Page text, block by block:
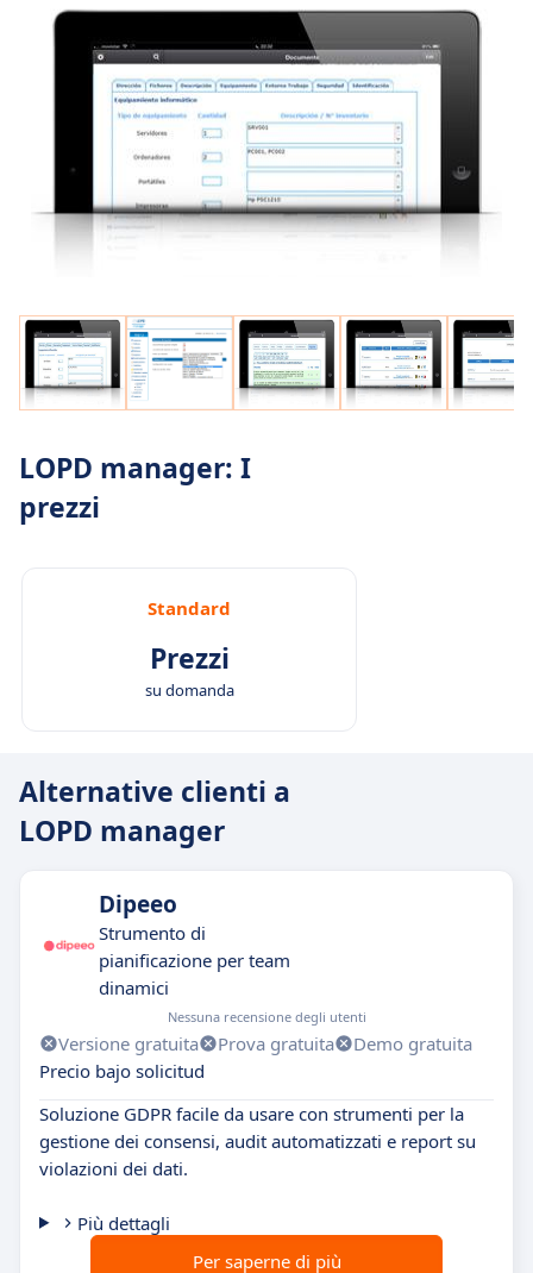
LOPD manager: I
prezzi
Standard
Prezzi
su domanda
Alternative clienti a
LOPD manager
Dipeeo
Strumento di
pianificazione per team
dinamici
Nessuna recensione degli utenti
Versione gratuita Prova gratuita
Demo gratuita
Precio bajo solicitud
Soluzione GDPR facile da usare con strumenti per la
gestione dei consensi, audit automatizzati e report su
violazioni dei dati.
Più dettagli
Per saperne di più